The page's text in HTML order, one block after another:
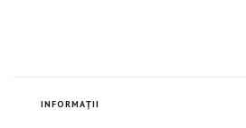
INFORMAȚII